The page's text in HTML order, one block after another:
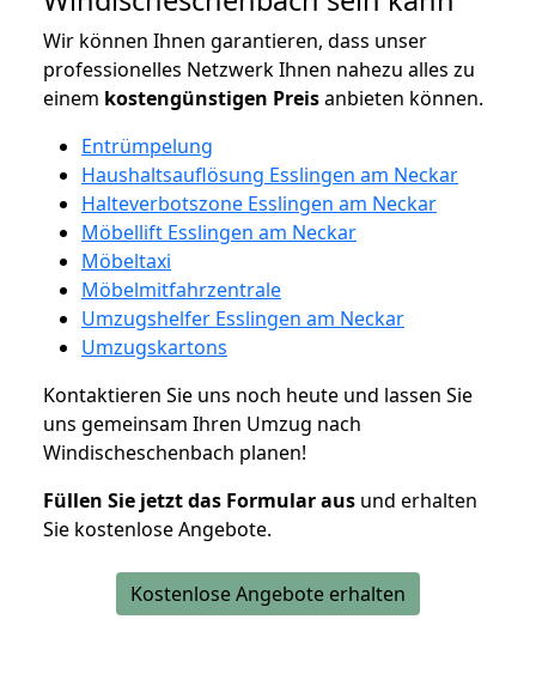
Wir können Ihnen garantieren, dass unser
professionelles Netzwerk Ihnen nahezu alles zu
einem kostengünstigen Preisanbieten können.
Entrümpelung
Haushaltsauflösung Esslingen am Neckar
Halteverbotszone Esslingen am Neckar
Möbellift Esslingen am Neckar
Möbeltaxi
Möbelmitfahrzentrale
Umzugshelfer Esslingen am Neckar
Umzugskartons
Kontaktieren Sie uns noch heute und lassen Sie
uns gemeinsam Ihren Umzug nach
Windischeschenbach planen!
Füllen Sie jetzt das Formular aus und erhalten
Sie kostenlose Angebote.
Kostenlose Angebote erhalten